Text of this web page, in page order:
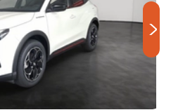
>